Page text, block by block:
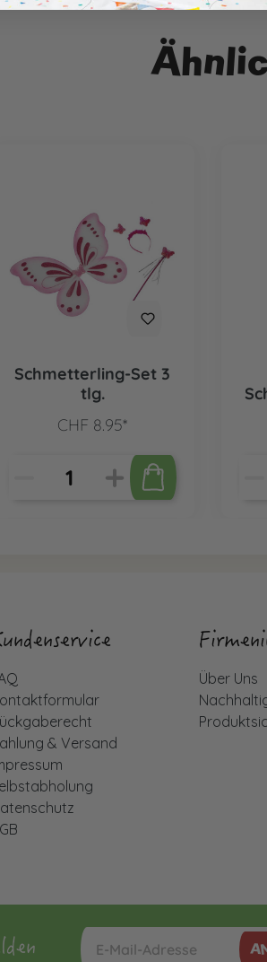
Schmetterling-Set 3
tlg.
CHF 8.95*
& Versand
Über Uns